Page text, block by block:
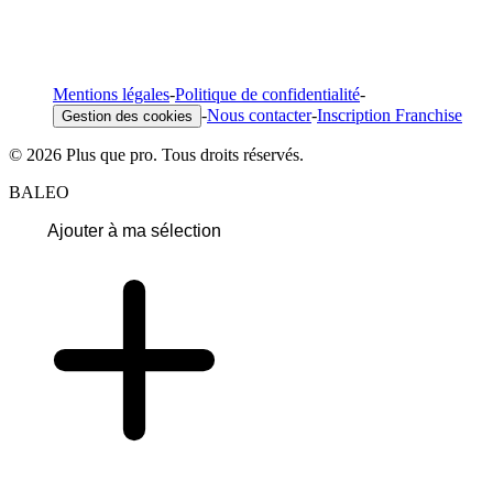
Mentions légales-Politique de confidentialité-
Gestion des cookies -Nous contacter-Inscription Franchise
© 2026 Plus que pro. Tous droits réservés.
BALEO
Ajouter à ma sélection